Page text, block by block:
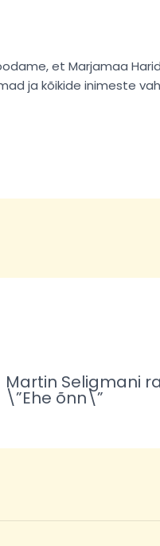
et Marjamaa
ja kõikide inimeste
Martin Seligmani
\”Ehe õnn\”